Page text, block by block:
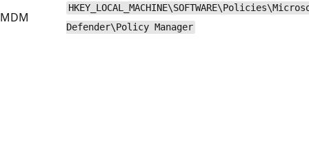
MDM
Defender\Policy Manager